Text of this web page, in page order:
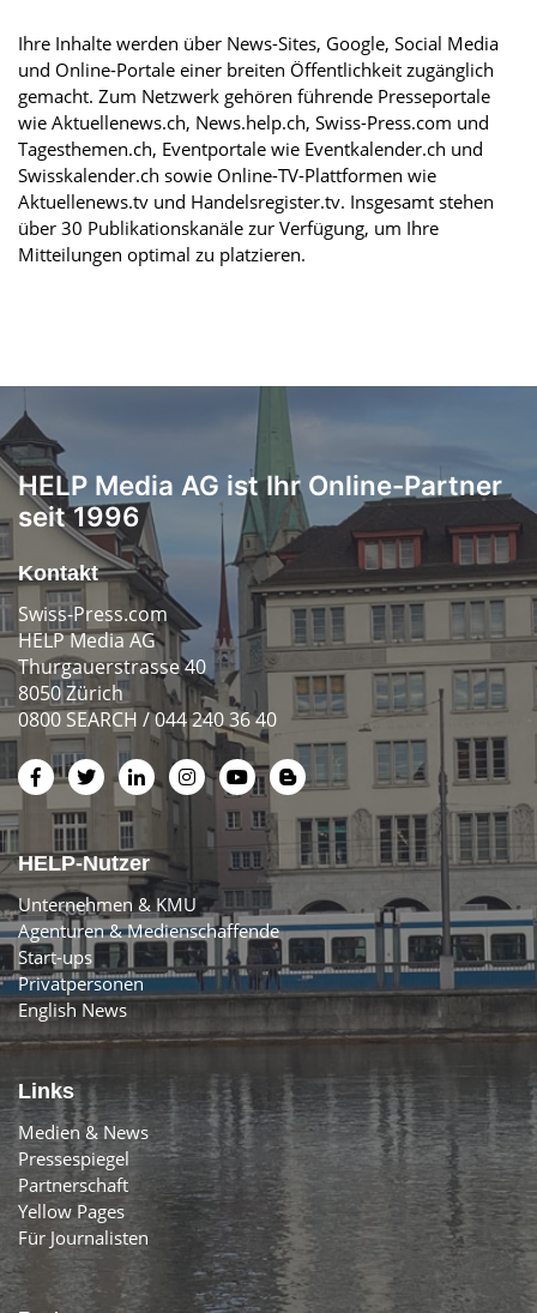
Ihre Inhalte werden über News-Sites, Google, Social Media
und Online-Portale einer breiten Öffentlichkeit zugänglich
gemacht. Zum Netzwerk gehören führende Presseportale
wie Aktuellenews.ch, News.help.ch, Swiss-Press.com und
Tagesthemen.ch, Eventportale wie Eventkalender.ch und
Swisskalender.ch sowie Online-TV-Plattformen wie
Aktuellenews.tv und Handelsregister.tv. Insgesamt stehen
über 30 Publikationskanäle zur Verfügung, um Ihre
Mitteilungen optimal zu platzieren.
HELP Media AG ist Ihr Online-Partner
seit 1996
Kontakt
Swiss-Press.com
HELP Media AG
Thurgauerstrasse 40
8050 Zürich
0800 SEARCH / 044 240 36 40
HELP-Nutzer
Unternehmen & KMU
Agenturen & Medienschaffende
Start-ups
Privatpersonen
English News
Links
Medien & News
Pressespiegel
Partnerschaft
Yellow Pages
Für Journalisten